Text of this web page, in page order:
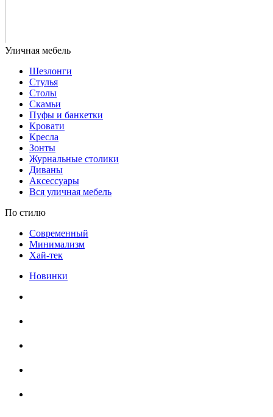
Шезлонги
Стулья
Столы
Скамьи
Пуфы и банкетки
Кровати
Кресла
Зонты
Журнальные столики
Диваны
Аксессуары